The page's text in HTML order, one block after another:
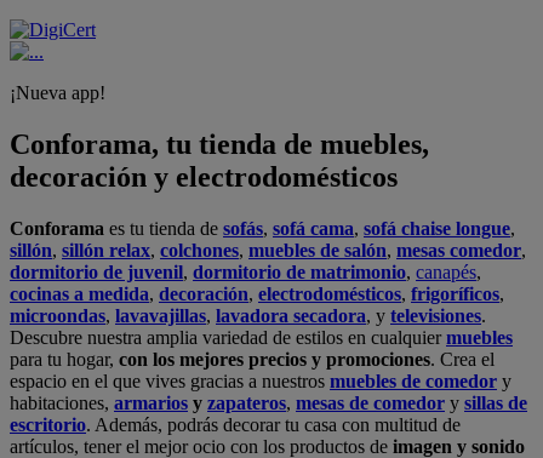
¡Nueva app!
Conforama, tu tienda de muebles,
decoración y electrodomésticos
Conforama es tu tienda de sofás, sofá cama, sofá chaise longue,
sillón, sillón relax, colchones, muebles de salón, mesas comedor,
dormitorio de juvenil, dormitorio de matrimonio, canapés,
cocinas a medida, decoración, electrodomésticos, frigoríficos,
microondas, lavavajillas, lavadora secadora, y televisiones.
Descubre nuestra amplia variedad de estilos en cualquiermuebles
para tu hogar, con los mejores precios y promociones. Crea el
espacio en el que vives gracias a nuestros muebles de comedor y
habitaciones, armarios y zapateros, mesas de comedor y sillas de
escritorio. Además, podrás decorar tu casa con multitud de
artículos, tener el mejor ocio con los productos de imagen y sonido